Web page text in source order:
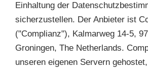
Einhaltung der
sicherzustellen. Der Anbieter ist
("Complianz"), Kalmarweg 14-5,
Groningen, The Netherlands.
unseren eigenen Servern